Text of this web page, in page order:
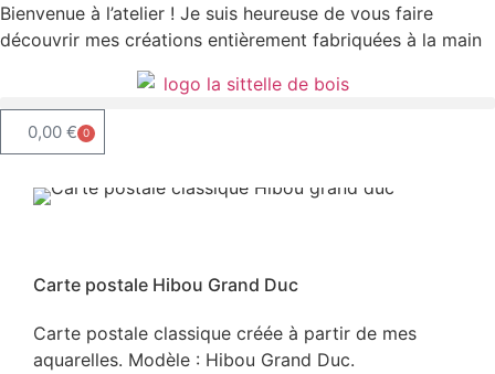
Bienvenue à l’atelier ! Je suis heureuse de vous faire
découvrir mes créations entièrement fabriquées à la main
0,00 € 0
Carte postale Hibou Grand Duc
Carte postale classique créée à partir de mes
aquarelles. Modèle : Hibou Grand Duc.